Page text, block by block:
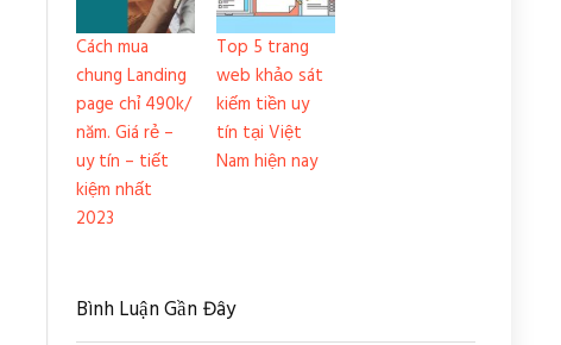
Cách mua
chung Landing
page chỉ 490k/
năm. Giá rẻ –
uy tín – tiết
kiệm nhất
2023
Top 5 trang
web khảo sát
kiếm tiền uy
tín tại Việt
Nam hiện nay
Bình Luận Gần Đây